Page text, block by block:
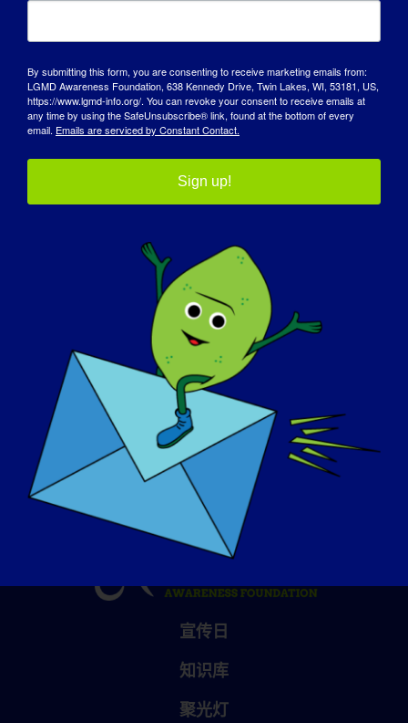
网站：
https://webinar.ringcentral.com/webinar/register/W
N_syguR2FpQeO-kw_fLwCh5A
虚拟
宣传日
知识库
聚光灯
By submitting this form, you are consenting to receive marketing emails from:
LGMD Awareness Foundation, 638 Kennedy Drive, Twin Lakes, WI, 53181, US,
https://www.lgmd-info.org/. You can revoke your consent to receive emails at
any time by using the SafeUnsubscribe® link, found at the bottom of every
email. Emails are serviced by Constant Contact.
Sign up!